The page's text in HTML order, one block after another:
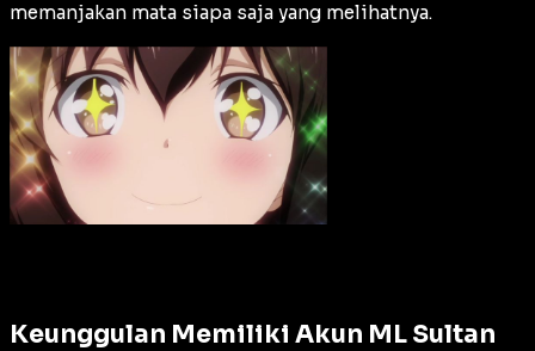
memanjakan mata siapa saja yang melihatnya.
Keunggulan Memiliki Akun ML Sultan